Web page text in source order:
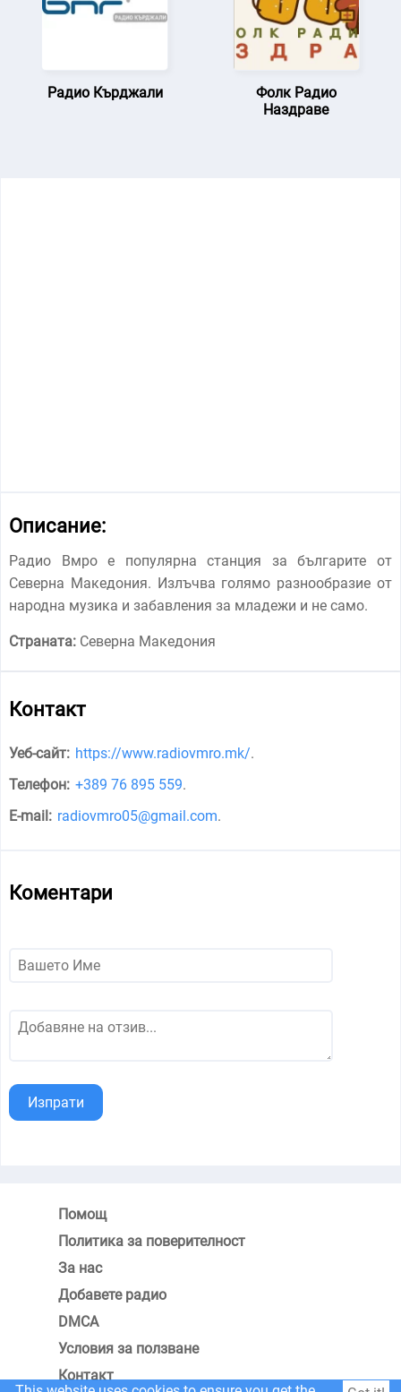
Радио Кърджали
Фолк Радио
Наздраве
Описание:
Радио Вмро е популярна станция за българите от
Северна Македония. Излъчва голямо разнообразие от
народна музика и забавления за младежи и не само.
Страната: Северна Македония
Контакт
Уеб-сайт: https://www.radiovmro.mk/.
Телефон: +389 76 895 559.
E-mail: radiovmro05@gmail.com.
Коментари
Изпрати
Помощ
Политика за поверителност
За нас
Добавете радио
DMCA
Условия за ползване
Контакт